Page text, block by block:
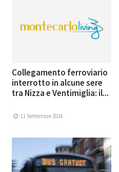
Collegamento ferroviario
interrotto in alcune sere
tra Nizza e Ventimiglia: il...
11 Settembre 2024